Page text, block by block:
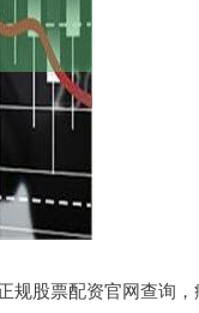
规股票配资官网查询，